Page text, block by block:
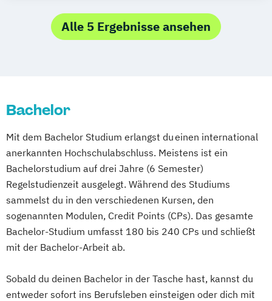
Wirtschaftspsychologie Sport- &
Leistungspsychologie
Alle 5 Ergebnisse ansehen
Bachelor
Mit dem Bachelor Studium erlangst du einen international
anerkannten Hochschulabschluss. Meistens ist ein
Bachelorstudium auf drei Jahre (6 Semester)
Regelstudienzeit ausgelegt. Während des Studiums
sammelst du in den verschiedenen Kursen, den
sogenannten Modulen, Credit Points (CPs). Das gesamte
Bachelor-Studium umfasst 180 bis 240 CPs und schließt
mit der Bachelor-Arbeit ab.
Sobald du deinen Bachelor in der Tasche hast, kannst du
entweder sofort ins Berufsleben einsteigen oder dich mit